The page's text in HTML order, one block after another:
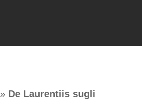
» De Laurentiis sugli